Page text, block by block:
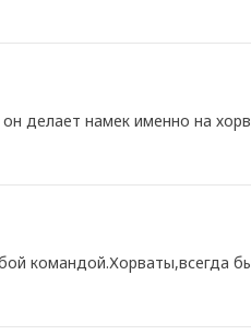
делает намек именно на
командой.Хорваты,всегда